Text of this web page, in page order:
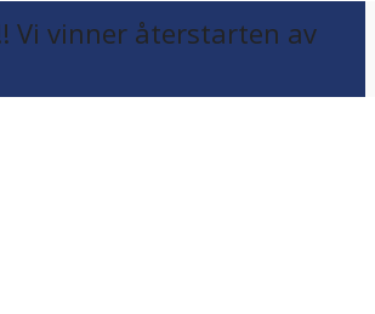
Vi vinner återstarten av